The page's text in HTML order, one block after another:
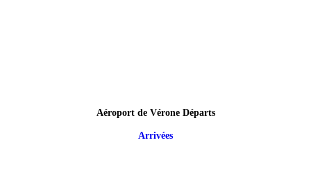
Aéroport de Vérone Départs
Arrivées